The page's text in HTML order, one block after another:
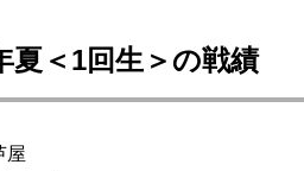
夏＜1回生＞の戦績
屋